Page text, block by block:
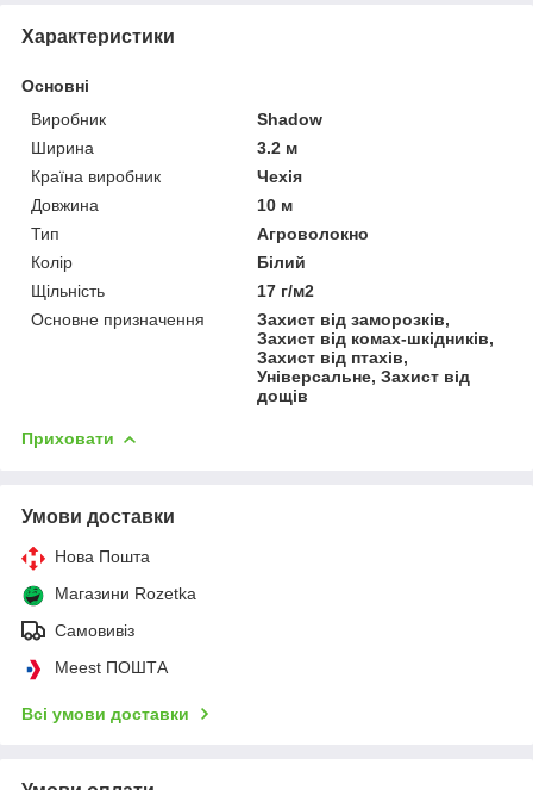
Характеристики
Основні
Виробник
Shadow
Ширина
3.2 м
Країна виробник
Чехія
Довжина
10 м
Тип
Агроволокно
Колір
Білий
Щільність
17 г/м2
Основне призначення
Захист від заморозків,
Захист від комах-шкідників,
Захист від птахів,
Універсальне, Захист від
дощів
Приховати
Умови доставки
Нова Пошта
Магазини Rozetka
Самовивіз
Meest ПОШТА
Всі умови доставки